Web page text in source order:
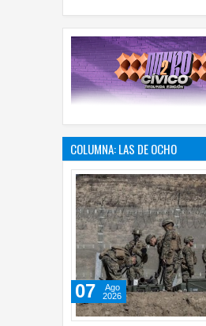
COLUMNA: LAS DE OCHO
07
Ago
2026